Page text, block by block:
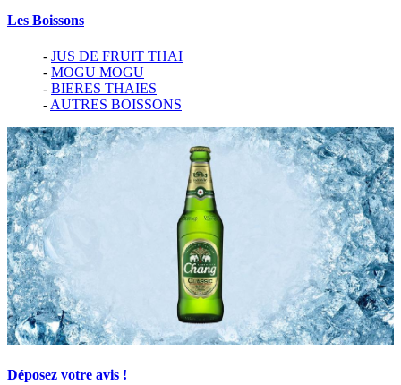
Les Boissons
- JUS DE FRUIT THAI
- MOGU MOGU
- BIERES THAIES
- AUTRES BOISSONS
Déposez votre avis !